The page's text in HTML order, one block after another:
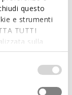
questo
e strumenti
TUTTI
sulla
cookies ed
Per maggiori
momento le
2 CORES